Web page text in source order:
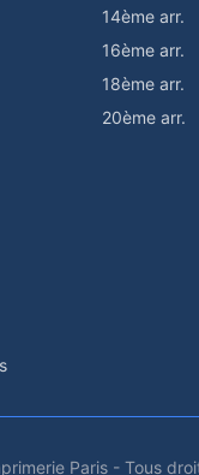
14ème arr.
16ème arr.
18ème arr.
20ème arr.
Paris - Tous